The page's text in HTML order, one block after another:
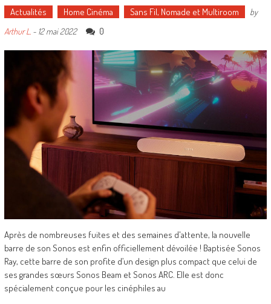
Actualités Home Cinéma Sans Fil, Nomade et Multiroom
by
Arthur L. - 12 mai 2022 0
Après de nombreuses fuites et des semaines d'attente, la nouvelle
barre de son Sonos est enfin officiellement dévoilée ! Baptisée Sonos
Ray, cette barre de son profite d’un design plus compact que celui de
ses grandes sœurs Sonos Beam et Sonos ARC. Elle est donc
spécialement conçue pour les cinéphiles au